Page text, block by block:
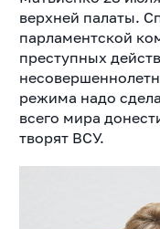
верхней палаты.
парламентской
преступных
режима надо
всего мира
творят ВСУ.